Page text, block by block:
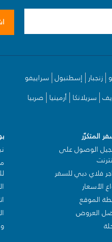
زنجبار إسطنبول سراييفو
سريلانكا أرمينيا صربيا
المتكرّر
الوصول على
فلاي دبي للسفر
الأسعار
الموقع
العروض